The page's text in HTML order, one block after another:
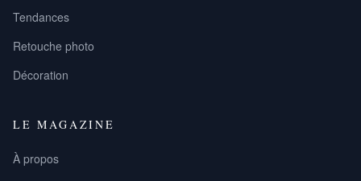
Tendances
Retouche photo
Décoration
LE MAGAZINE
À propos